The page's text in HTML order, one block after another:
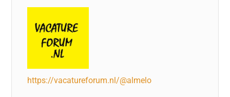
https://vacatureforum.nl/@almelo